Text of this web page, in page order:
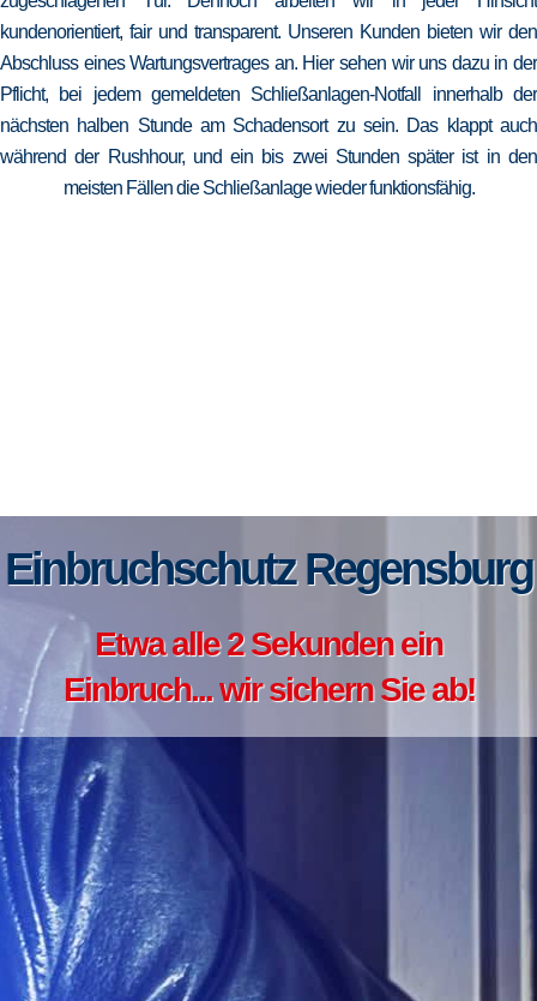
kundenorientiert, fair und transparent. Unseren Kunden bieten wir den
Abschluss eines Wartungsvertrages an. Hier sehen wir uns dazu in der
Pflicht, bei jedem gemeldeten Schließanlagen-Notfall innerhalb der
nächsten halben Stunde am Schadensort zu sein. Das klappt auch
während der Rushhour, und ein bis zwei Stunden später ist in den
meisten Fällen die Schließanlage wieder funktionsfähig.
Einbruchschutz Regensburg
Etwa alle 2 Sekunden ein
Einbruch... wir sichern Sie ab!